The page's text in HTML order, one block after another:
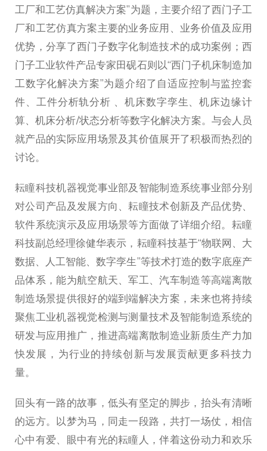
工厂和工艺仿真解决方案”为题，主要介绍了西门子工
厂和工艺仿真方案主要的业务应用、业务价值及应用
优势，分享了西门子数字化制造技术的成功案例；西
门子工业软件产品专家田砚石则以“西门子机床制造加
工数字化解决方案”为题介绍了自适应控制与监控套
件、工件分析轨分析 、机床数字孪生、机床边缘计
算、机床分析/状态分析等数字化解决方案。与会人员
就产品的实际应用场景及其价值展开了积极而热烈的
讨论。
耘瞳科技机器视觉事业部及智能制造系统事业部分别
对公司产品及发展方向、耘瞳技术创新及产品优势、
软件系统演示及应用场景等方面做了详细介绍。耘瞳
科技副总经理徐健华表示，耘瞳科技基于“物联网、大
数据、人工智能、数字孪生”等技术打造的数字底座产
品体系，能为航空航天、军工、汽车制造等高端离散
制造场景提供很好的端到端解决方案，未来也将持续
聚焦工业机器视觉检测与测量技术及智能制造系统的
研发与应用推广，推进高端离散制造业新质生产力加
快发展，为行业的持续创新与发展贡献更多科技力
量。
回头有一路的故事，低头有坚定的脚步，抬头有清晰
的远方。以梦为马，同走一段路，共打一场仗，相信
心中有爱、眼中有光的耘瞳人，伴着这份动力和欢乐